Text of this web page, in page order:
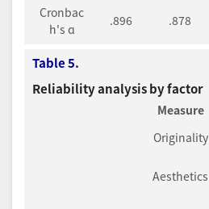
Cronbac
h's ɑ
.896 .878
Table 5.
Reliability analysis by factor
Measure
Originality
Aesthetics